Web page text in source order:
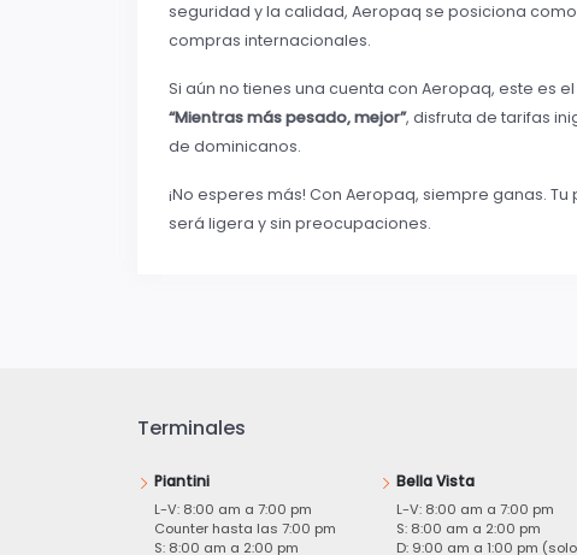
seguridad y la calidad, Aeropaq se posiciona
compras internacionales.
Si aún no tienes una cuenta con Aeropaq, este es
“Mientras más pesado, mejor”, disfruta de tarifas
de dominicanos.
¡No esperes más! Con Aeropaq, siempre ganas.
será ligera y sin preocupaciones.
Terminales
Piantini
L-V: 8:00 am a 7:00 pm
Counter hasta las 7:00 pm
S: 8:00 am a 2:00 pm
Bella Vista
L-V: 8:00 am a 7:00 pm
S: 8:00 am a 2:00 pm
D: 9:00 am a 1:00 pm (solo